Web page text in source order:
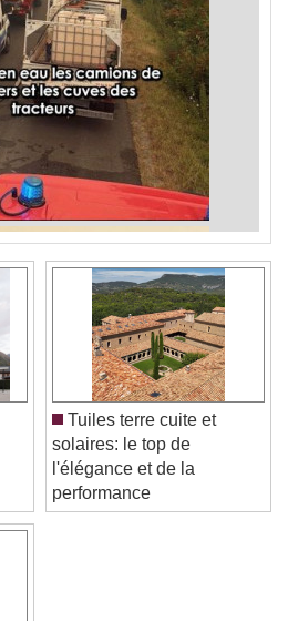
Tuiles terre cuite et
solaires: le top de
l'élégance et de la
performance